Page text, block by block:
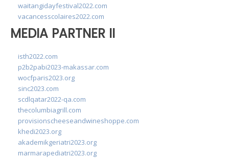
waitangidayfestival2022.com
vacancesscolaires2022.com
MEDIA PARTNER II
isth2022.com
p2b2pabi2023-makassar.com
wocfparis2023.org
sinc2023.com
scdlqatar2022-qa.com
thecolumbiagrill.com
provisionscheeseandwineshoppe.com
khedi2023.org
akademikgeriatri2023.org
marmarapediatri2023.org